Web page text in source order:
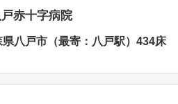
赤十字病院
県八戸市（最寄：八戸駅）434床